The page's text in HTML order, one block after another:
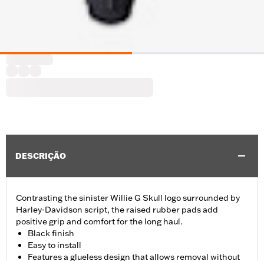
DESCRIÇÃO
Contrasting the sinister Willie G Skull logo surrounded by
Harley-Davidson script, the raised rubber pads add
positive grip and comfort for the long haul.
Black finish
Easy to install
Features a glueless design that allows removal without